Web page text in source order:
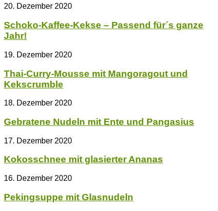
20. Dezember 2020
Schoko-Kaffee-Kekse – Passend für´s ganze
Jahr!
19. Dezember 2020
Thai-Curry-Mousse mit Mangoragout und
Kekscrumble
18. Dezember 2020
Gebratene Nudeln mit Ente und Pangasius
17. Dezember 2020
Kokosschnee mit glasierter Ananas
16. Dezember 2020
Pekingsuppe mit Glasnudeln